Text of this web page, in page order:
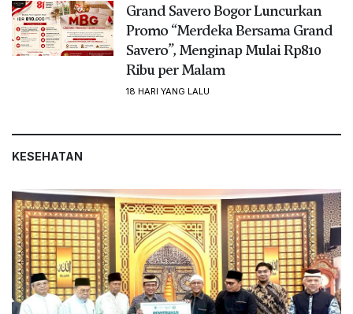
Grand Savero Bogor Luncurkan
Promo “Merdeka Bersama Grand
Savero”, Menginap Mulai Rp810
Ribu per Malam
18 HARI YANG LALU
KESEHATAN